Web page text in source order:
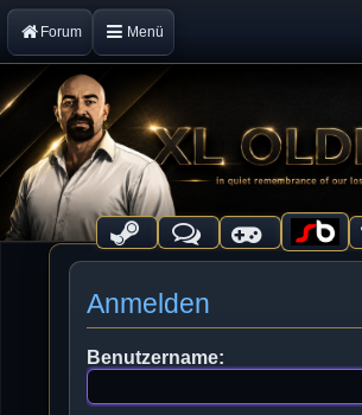
Forum Menü
Anmelden
Benutzername: